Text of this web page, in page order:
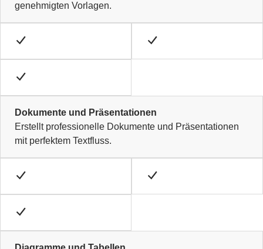
genehmigten Vorlagen.
Dokumente und Präsentationen
Erstellt professionelle Dokumente und Präsentationen
mit perfektem Textfluss.